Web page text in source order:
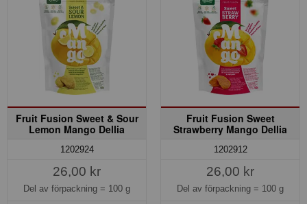
Fruit Fusion Sweet & Sour
Lemon Mango Dellia
1202924
26,00 kr
Del av förpackning = 100 g
Fruit Fusion Sweet
Strawberry Mango Dellia
1202912
26,00 kr
Del av förpackning = 100 g